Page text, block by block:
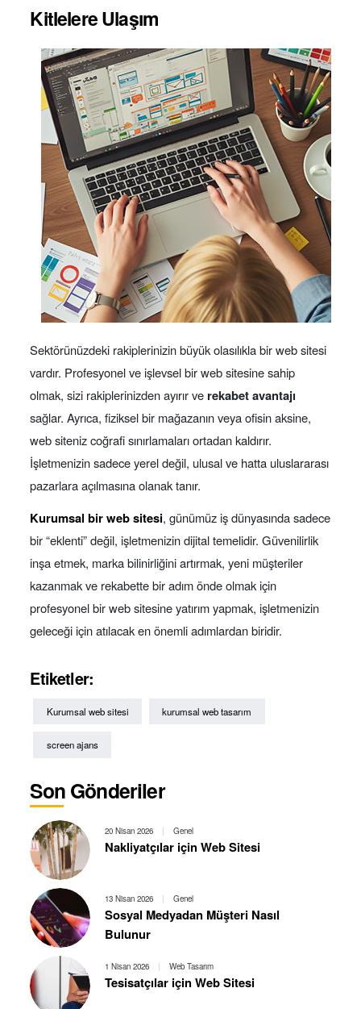
Kitlelere Ulaşım
Sektörünüzdeki rakiplerinizin büyük olasılıkla bir web sitesi
vardır. Profesyonel ve işlevsel bir web sitesine sahip
olmak, sizi rakiplerinizden ayırır ve rekabet avantajı
sağlar. Ayrıca, fiziksel bir mağazanın veya ofisin aksine,
web siteniz coğrafi sınırlamaları ortadan kaldırır.
İşletmenizin sadece yerel değil, ulusal ve hatta uluslararası
pazarlara açılmasına olanak tanır.
Kurumsal bir web sitesi, günümüz iş dünyasında sadece
bir “eklenti” değil, işletmenizin dijital temelidir. Güvenilirlik
inşa etmek, marka bilinirliğini artırmak, yeni müşteriler
kazanmak ve rekabette bir adım önde olmak için
profesyonel bir web sitesine yatırım yapmak, işletmenizin
geleceği için atılacak en önemli adımlardan biridir.
Etiketler:
Kurumsal web sitesi kurumsal web tasarım
screen ajans
Son Gönderiler
20 Nisan 2026 | Genel
Nakliyatçılar için Web Sitesi
13 Nisan 2026 | Genel
Sosyal Medyadan Müşteri Nasıl
Bulunur
1 Nisan 2026 | Web Tasarım
Tesisatçılar için Web Sitesi